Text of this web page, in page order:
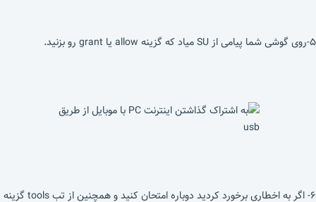
۵-روی گوشی شما پیامی از SU میاد که گزینه allow یا grant رو بزنید.
۶- اگر به اخطاری برخورد کردید دوباره امتحان کنید و همچنین از تب tools گزینه